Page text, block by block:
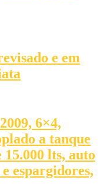
e em
6×4,
a tanque
15.000 lts, auto
espargidores,